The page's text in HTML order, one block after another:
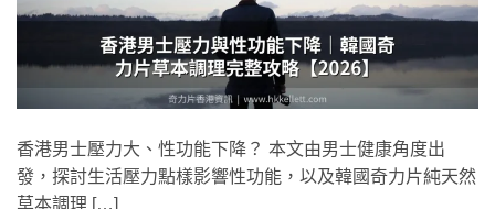
香港男士壓力大、性功能下降？ 本文由男士健康角度出
發，探討生活壓力點樣影響性功能，以及韓國奇力片純天然
草本調理 […]